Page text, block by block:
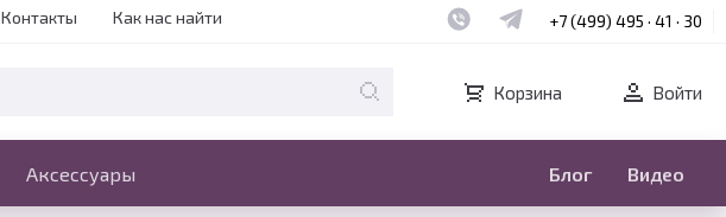
Контакты Как нас найти Наш whatsapp
Наш telegram
+7 (499) 495 · 41 · 30
Корзина Войти
Аксессуары Блог Видео